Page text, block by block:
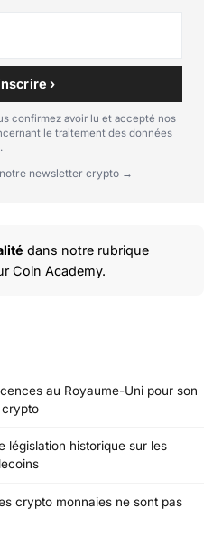
›
confirmez avoir lu et accepté nos
le traitement des données
newsletter crypto →
dans notre rubrique
Coin Academy.
au Royaume-Uni pour son
crypto
législation historique sur les
crypto monnaies ne sont pas